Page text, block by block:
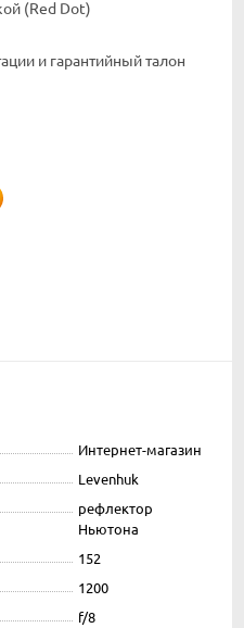
(Red Dot)
и гарантийный талон
Интернет-магазин
Levenhuk
рефлектор
Ньютона
152
1200
f/8